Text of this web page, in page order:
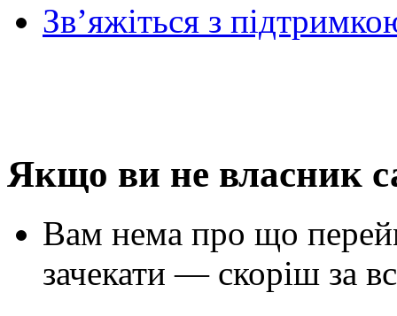
Зв’яжіться з
Якщо ви не власник
Вам нема про що
зачекати — скоріш за